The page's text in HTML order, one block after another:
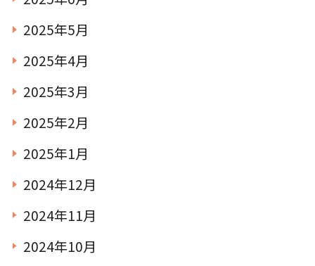
2025年5月
2025年4月
2025年3月
2025年2月
2025年1月
2024年12月
2024年11月
2024年10月